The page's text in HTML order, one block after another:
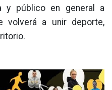
y público en general a
volverá a unir deporte,